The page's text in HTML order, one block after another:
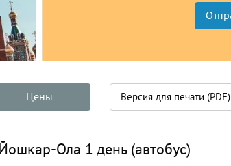
Версия для печати (PDF)
Цены
Ола 1 день (автобус)